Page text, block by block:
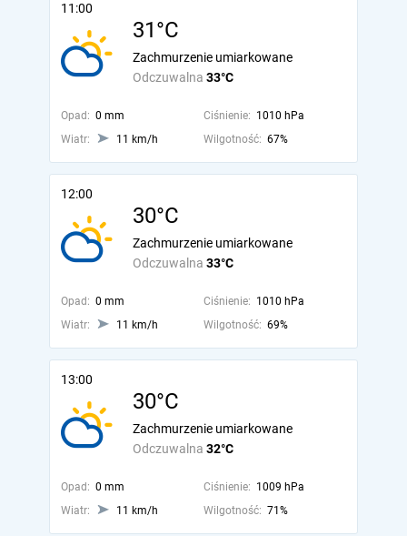
11:00
31°C
Odczuwalna 33°C
Zachmurzenie umiarkowane
Opad: 0 mm Ciśnienie: 1010 hPa
Wiatr:
11 km/h Wilgotność: 67%
12:00
30°C
Odczuwalna 33°C
Zachmurzenie umiarkowane
Opad: 0 mm Ciśnienie: 1010 hPa
Wiatr:
11 km/h Wilgotność: 69%
13:00
30°C
Odczuwalna 32°C
Zachmurzenie umiarkowane
Opad: 0 mm Ciśnienie: 1009 hPa
Wiatr:
11 km/h Wilgotność: 71%